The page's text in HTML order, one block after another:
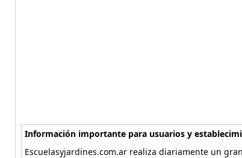
Información importante para usuarios y
Escuelasyjardines.com.ar realiza diariamente un